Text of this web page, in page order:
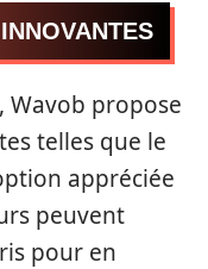
Wavob propose
telles que le
appréciée
peuvent
pour en